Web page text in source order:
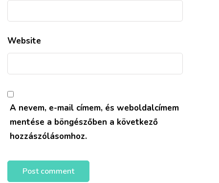
Website
A nevem, e-mail címem, és weboldalcímem
mentése a böngészőben a következő
hozzászólásomhoz.